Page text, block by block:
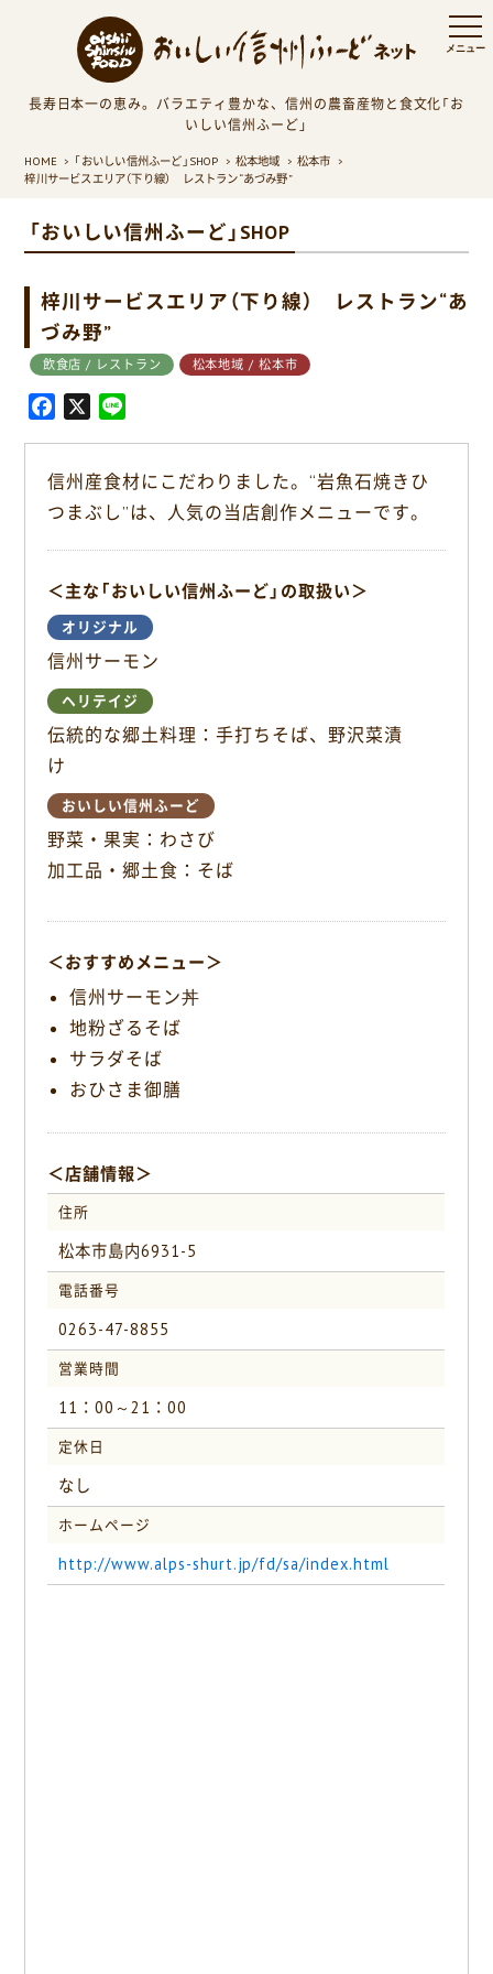
長寿日本一の恵み。バラエティ豊かな、信州の農畜産物と食文化「お
いしい信州ふーど」
HOME 「おいしい信州ふーど」SHOP 松本地域
松本市
梓川サービスエリア（下り線） レストラン“あづみ野”
「おいしい信州ふーど」SHOP
梓川サービスエリア（下り線） レストラン“あ
づみ野”
飲食店 / レストラン 松本地域 / 松本市
e
b
k
X
e
信州産食材にこだわりました。“岩魚石焼きひ
つまぶし”は、人気の当店創作メニューです。
＜主な「おいしい信州ふーど」の取扱い＞
オリジナル
信州サーモン
ヘリテイジ
伝統的な郷土料理：手打ちそば、野沢菜漬
け
おいしい信州ふーど
野菜・果実：わさび
加工品・郷土食：そば
＜おすすめメニュー＞
信州サーモン丼
地粉ざるそば
サラダそば
おひさま御膳
＜店舗情報＞
住所
松本市島内6931-5
電話番号
0263-47-8855
営業時間
11：00～21：00
定休日
なし
ホームページ
http://www.alps-shurt.jp/fd/sa/index.html